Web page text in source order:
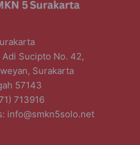
Adi Sucipto No. 42,
Surakarta
57143
713916
info@smkn5solo.net